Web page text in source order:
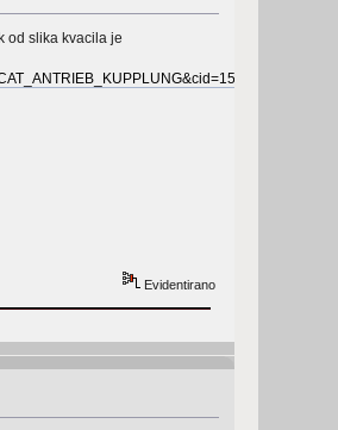
od slika kvacila je
Evidentirano